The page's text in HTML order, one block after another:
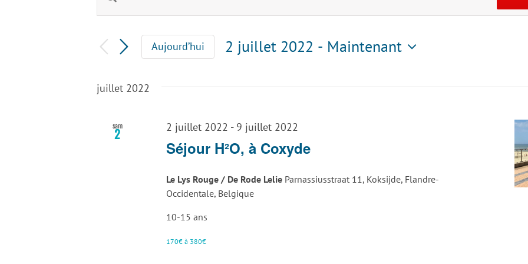
Recherche
et
navigation
de
Évènements
mot-
Évènements
clé.
Aujourd’hui 2 juillet 2022 - Maintenant
date.
juillet 2022
sam
2 2 juillet 2022 - 9 juillet 2022
Séjour H²O, à Coxyde
Le Lys Rouge / De Rode Lelie Parnassiusstraat 11, Koksijde, Flandre-
Occidentale, Belgique
10-15 ans
170€ à 380€